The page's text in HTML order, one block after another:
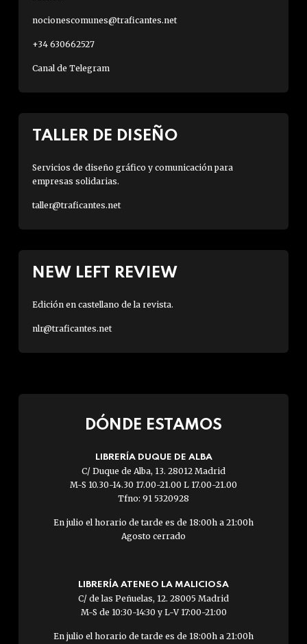
nocionescomunes@traficantes.net
+34 630662527
Canal de Telegram
TALLER DE DISEÑO
Servicios de diseño gráfico y comunicación para
empresas solidarias.
taller@traficantes.net
NEW LEFT REVIEW
Edición en castellano de la revista.
nlr@traficantes.net
DÓNDE ESTAMOS
LIBRERÍA DUQUE DE ALBA
C/ Duque de Alba, 13. 28012 Madrid
M-S 10.30-14.30 17.00-21.00 L 17.00-21.00
Tfno: 91 5320928
En julio el horario de tarde es de 18:00h a 21:00h
Agosto cerrado
LIBRERÍA ATENEO LA MALICIOSA
C/ de las Peñuelas, 12. 28005 Madrid
M-S de 10:30-14:30 y L-V 17:00-21:00
En julio el horario de tarde es de 18:00h a 21:00h